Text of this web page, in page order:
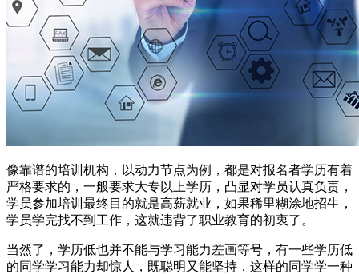
像靠谱的培训机构，以动力节点为例，都是对报名者学历有着
严格要求的，一般要求大专以上学历，凸显对学员认真负责，
学员参加培训最终目的就是高薪就业，如果稀里糊涂地招生，
学员学完找不到工作，这就违背了职业教育的初衷了。
当然了，学历低也并不能与学习能力差画等号，有一些学历低
的同学学习能力却惊人，既聪明又能坚持，这样的同学学一种